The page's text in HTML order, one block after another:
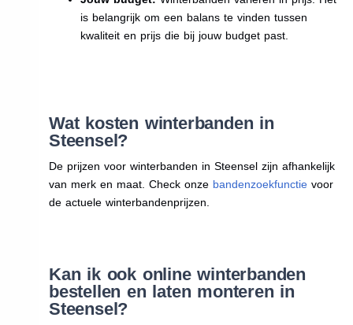
is belangrijk om een balans te vinden tussen
kwaliteit en prijs die bij jouw budget past.
Wat kosten winterbanden in
Steensel?
De prijzen voor winterbanden in Steensel zijn afhankelijk
van merk en maat. Check onze bandenzoekfunctievoor
de actuele winterbandenprijzen.
Kan ik ook online winterbanden
bestellen en laten monteren in
Steensel?